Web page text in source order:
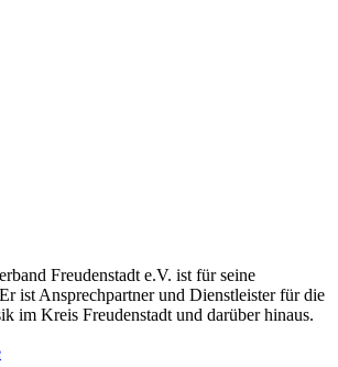
Freudenstadt e.V. ist für seine
ist Ansprechpartner und Dienstleister für die
im Kreis Freudenstadt und darüber hinaus.